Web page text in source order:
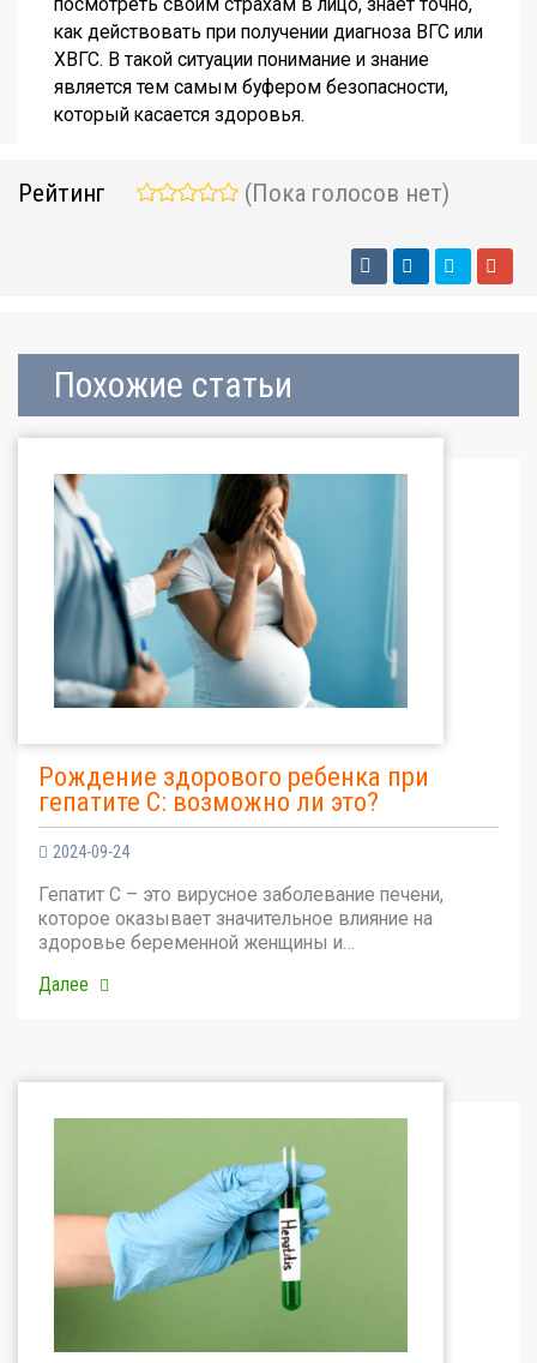
как действовать при получении диагноза ВГС или
ХВГС. В такой ситуации понимание и знание
является тем самым буфером безопасности,
который касается здоровья.
Рейтинг (Пока голосов нет)
Похожие статьи
Рождение здорового ребенка при
гепатите С: возможно ли это?
2024-09-24
Гепатит С – это вирусное заболевание печени,
которое оказывает значительное влияние на
здоровье беременной женщины и…
Далее